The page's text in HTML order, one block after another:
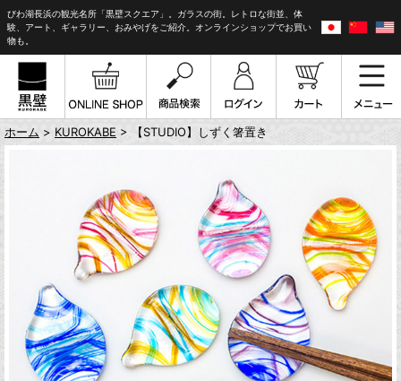
びわ湖長浜の観光名所「黒壁スクエア」。ガラスの街。レトロな街並、体
験、アート、ギャラリー、おみやげをご紹介。オンラインショップでお買い
物も。
ホーム > KUROKABE > 【STUDIO】しずく箸置き